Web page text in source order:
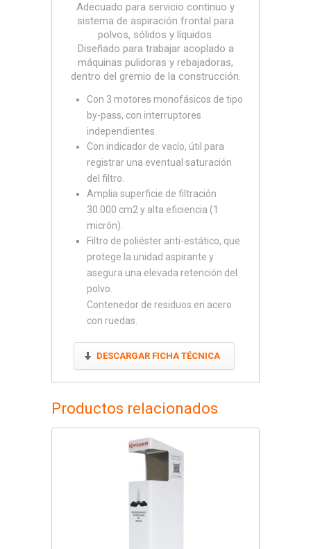
Adecuado para servicio continuo y
sistema de aspiración frontal para
polvos, sólidos y líquidos.
Diseñado para trabajar acoplado a
máquinas pulidoras y rebajadoras,
dentro del gremio de la construcción.
Con 3 motores monofásicos de tipo
by-pass, con interruptores
independientes.
Con indicador de vacío, útil para
registrar una eventual saturación
del filtro.
Amplia superficie de filtración
30.000 cm2 y alta eficiencia (1
micrón).
Filtro de poliéster anti-estático, que
protege la unidad aspirante y
asegura una elevada retención del
polvo.
Contenedor de residuos en acero
con ruedas.
DESCARGAR FICHA TÉCNICA
Productos relacionados